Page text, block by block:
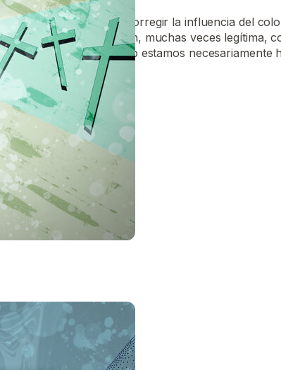
han tratado de corregir la influencia del
expresa su frustración, muchas veces legítima,
protestante. Y no, no estamos necesariamente